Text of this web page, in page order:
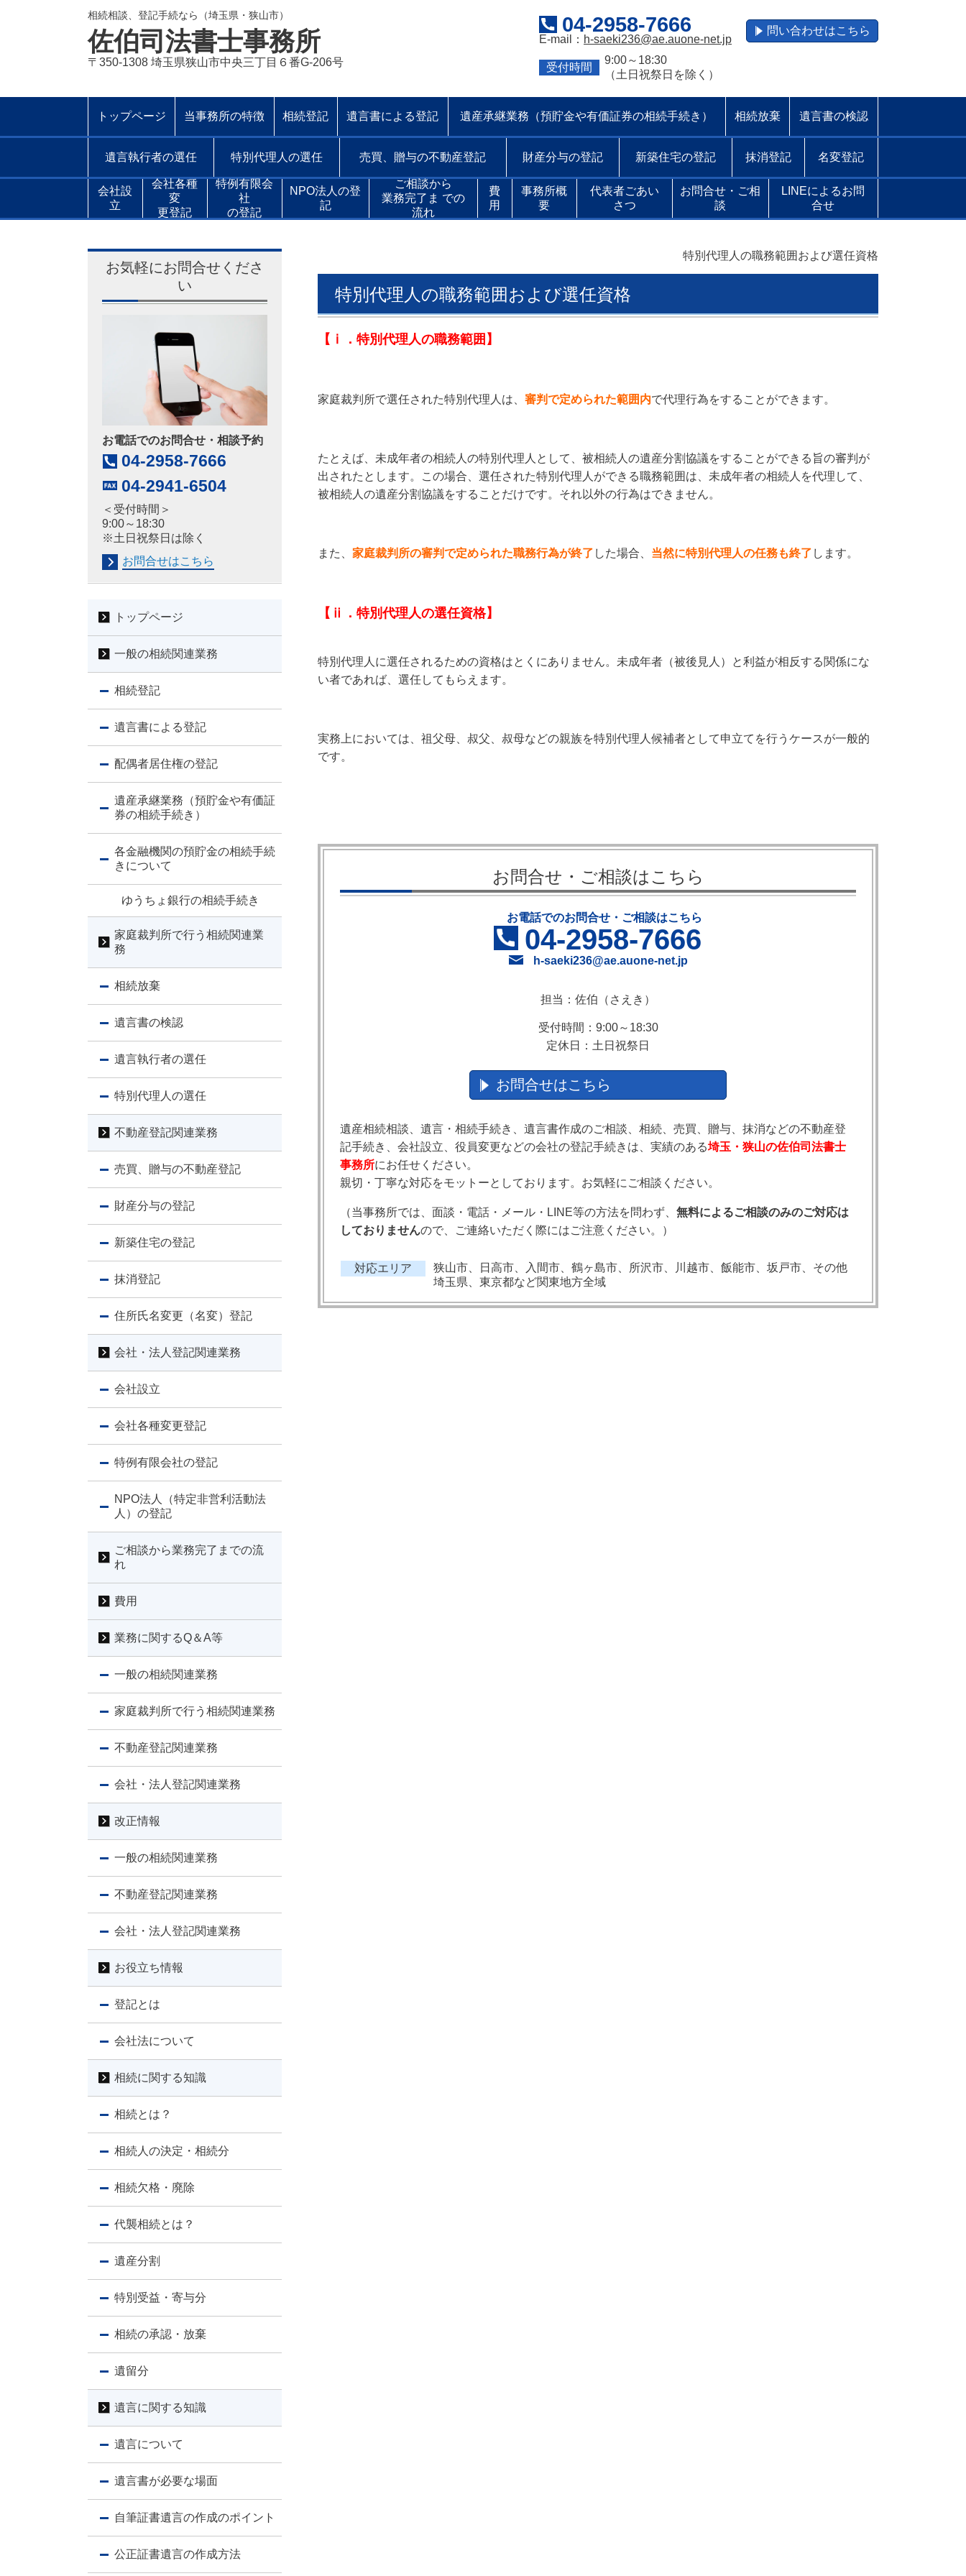
相続相談、登記手続なら（埼玉県・狭山市）
佐伯司法書士事務所
〒350-1308 埼玉県狭山市中央三丁目６番G-206号
04-2958-7666
E-mail： h-saeki236@ae.auone-net.jp
受付時間
9:00～18:30
（土日祝祭日を除く）
問い合わせはこちら
トップページ 当事務所の特徴 相続登記 遺言書による登記 遺産承継業務（預貯金や有価証券の相続手続き） 相続放棄 遺言書の検認
遺言執行者の選任 特別代理人の選任 売買、贈与の不動産登記 財産分与の登記 新築住宅の登記 抹消登記 名変登記
会社設
立
会社各種
変
更登記
特例有限会
社
の登記
NPO法人の登
記
ご相談から
業務完了ま での
流れ
費
用
事務所概
要
代表者ごあい
さつ
お問合せ・ご相
談
LINEによるお問
合せ
特別代理人の職務範囲および選任資格
特別代理人の職務範囲および選任資格
【ⅰ．特別代理人の職務範囲】
家庭裁判所で選任された特別代理人は、 審判で定められた範囲内で代理行為をすることができます。
たとえば、未成年者の相続人の特別代理人として、被相続人の遺産分割協議をすることができる旨の審判が
出されたとします。この場合、選任された特別代理人ができる職務範囲は、未成年者の相続人を代理して、
被相続人の遺産分割協議をすることだけです。それ以外の行為はできません。
また、 家庭裁判所の審判で定められた職務行為が終了 した場合、 当然に特別代理人の任務も終了 します。
【ⅱ．特別代理人の選任資格】
特別代理人に選任されるための資格はとくにありません。未成年者（被後見人）と利益が相反する関係にな
い者であれば、選任してもらえます。
実務上においては、祖父母、叔父、叔母などの親族を特別代理人候補者として申立てを行うケースが一般的
です。
お問合せ・ご相談はこちら
お電話でのお問合せ・ご相談はこちら
04-2958-7666
h-saeki236@ae.auone-net.jp
担当：佐伯（さえき）
受付時間：9:00～18:30
定休日：土日祝祭日
お問合せはこちら
遺産相続相談、遺言・相続手続き、遺言書作成のご相談、相続、売買、贈与、抹消などの不動産登
記手続き、会社設立、役員変更などの会社の登記手続きは、実績のある埼玉・狭山の佐伯司法書士
事務所にお任せください。
親切・丁寧な対応をモットーとしております。お気軽にご相談ください。
（当事務所では、面談・電話・メール・LINE等の方法を問わず、無料によるご相談のみのご対応は
しておりませんので、ご連絡いただく際にはご注意ください。）
対応エリア
狭山市、日高市、入間市、鶴ヶ島市、所沢市、川越市、飯能市、坂戸市、その他
埼玉県、東京都など関東地方全域
お気軽にお問合せくださ
い
お電話でのお問合せ・相談予約
04-2958-7666
04-2941-6504
＜受付時間＞
9:00～18:30
※土日祝祭日は除く
お問合せはこちら
トップページ
一般の相続関連業務
相続登記
遺言書による登記
配偶者居住権の登記
遺産承継業務（預貯金や有価証
券の相続手続き）
各金融機関の預貯金の相続手続
きについて
ゆうちょ銀行の相続手続き
家庭裁判所で行う相続関連業
務
相続放棄
遺言書の検認
遺言執行者の選任
特別代理人の選任
不動産登記関連業務
売買、贈与の不動産登記
財産分与の登記
新築住宅の登記
抹消登記
住所氏名変更（名変）登記
会社・法人登記関連業務
会社設立
会社各種変更登記
特例有限会社の登記
NPO法人（特定非営利活動法
人）の登記
ご相談から業務完了までの流
れ
費用
業務に関するQ＆A等
一般の相続関連業務
家庭裁判所で行う相続関連業務
不動産登記関連業務
会社・法人登記関連業務
改正情報
一般の相続関連業務
不動産登記関連業務
会社・法人登記関連業務
お役立ち情報
登記とは
会社法について
相続に関する知識
相続とは？
相続人の決定・相続分
相続欠格・廃除
代襲相続とは？
遺産分割
特別受益・寄与分
相続の承認・放棄
遺留分
遺言に関する知識
遺言について
遺言書が必要な場面
自筆証書遺言の作成のポイント
公正証書遺言の作成方法